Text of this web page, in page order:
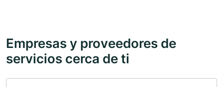
Empresas y proveedores de
servicios cerca de ti